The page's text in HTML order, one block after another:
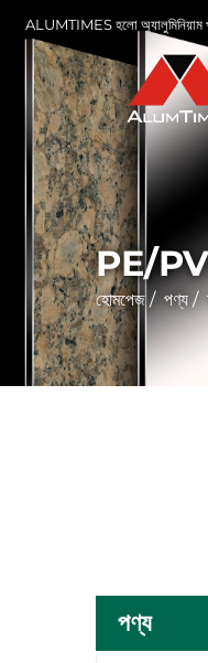
ALUMTIMES হলো অ্যালুমিনিয়াম
PE/
হোমপেজ/পণ্য /
পণ্য